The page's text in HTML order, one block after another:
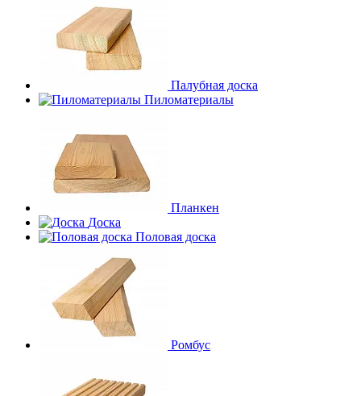
Палубная доска
Пиломатериалы
Планкен
Доска
Половая доска
Ромбус